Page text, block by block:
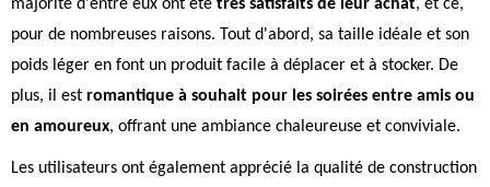
majorité d'entre eux ont été très satisfaits de leur achat, et ce,
pour de nombreuses raisons. Tout d'abord, sa taille idéale et son
poids léger en font un produit facile à déplacer et à stocker. De
plus, il est romantique à souhait pour les soirées entre amis ou
en amoureux, offrant une ambiance chaleureuse et conviviale.
Les utilisateurs ont également apprécié la qualité de construction